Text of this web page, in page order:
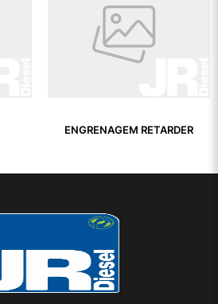
ENGRENAGEM RETARDER